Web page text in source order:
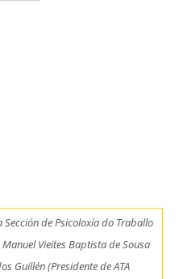
de Psicoloxía do Traballo
Vieites Baptista de Sousa
Guillén (Presidente de ATA